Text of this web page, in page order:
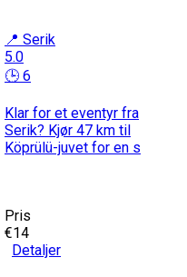
📍 Serik
5.0
🕒 6
Klar for et eventyr fra
Serik? Kjør 47 km til
Köprülü-juvet for en s
Pris
€14
Detaljer